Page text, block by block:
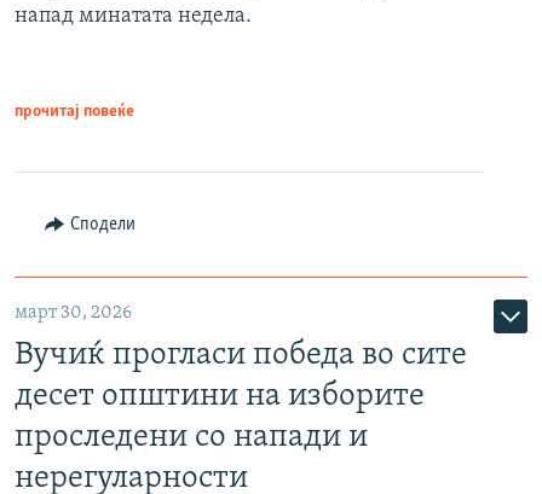
напад минатата недела.
прочитај повеќе
Сподели
март 30, 2026
Вучиќ прогласи победа во сите
десет општини на изборите
проследени со напади и
нерегуларности